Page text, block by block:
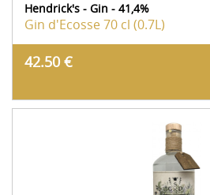
Hendrick's - Gin - 41,4%
Gin d'Ecosse70 cl (0.7L)
42.50 €